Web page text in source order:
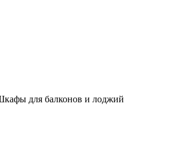
для балконов и лоджий